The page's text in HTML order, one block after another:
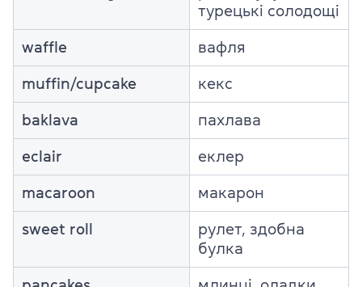
турецькі солодощі
waffle вафля
muffin/cupcake кекс
baklava пахлава
eclair еклер
macaroon макарон
sweet roll
рулет, здобна
булка